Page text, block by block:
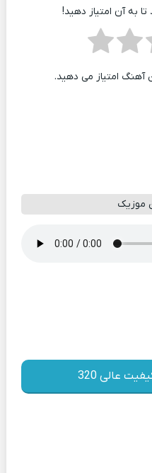
به آن امتیاز دهید!
آهنگ امتیاز می دهید.
موزیک
عالی 320